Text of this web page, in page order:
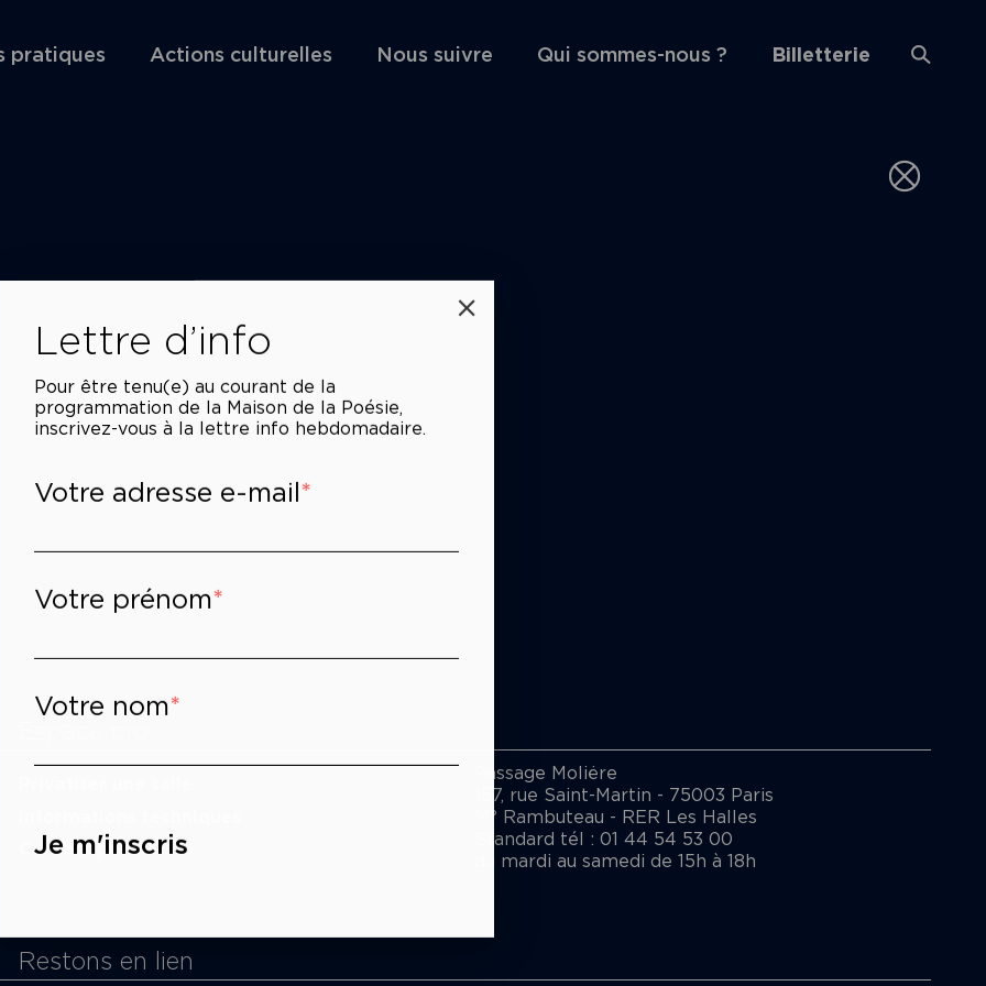
pratiques Actions culturelles Nous suivre Qui sommes-nous ? Billetterie
Contact presse
Passage Moliėre
157, rue Saint-Martin - 75003 Paris
M° Rambuteau - RER Les Halles
Standard tél : 01 44 54 53 00
du mardi au samedi de 15h à 18h
Restons en lien
Lettre d’info
Pour être tenu(e) au courant de la
programmation de la Maison de la Poésie,
inscrivez-vous à la lettre info hebdomadaire.
Votre adresse e-mail
Votre prénom
Votre nom
Je m'inscris